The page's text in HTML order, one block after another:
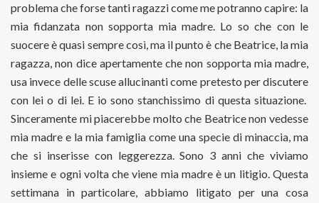
problema che forse tanti ragazzi come me potranno capire: la
mia fidanzata non sopporta mia madre. Lo so che con le
suocere è quasi sempre così, ma il punto è che Beatrice, la mia
ragazza, non dice apertamente che non sopporta mia madre,
usa invece delle scuse allucinanti come pretesto per discutere
con lei o di lei. E io sono stanchissimo di questa situazione.
Sinceramente mi piacerebbe molto che Beatrice non vedesse
mia madre e la mia famiglia come una specie di minaccia, ma
che si inserisse con leggerezza. Sono 3 anni che viviamo
insieme e ogni volta che viene mia madre è un litigio. Questa
settimana in particolare, abbiamo litigato per una cosa